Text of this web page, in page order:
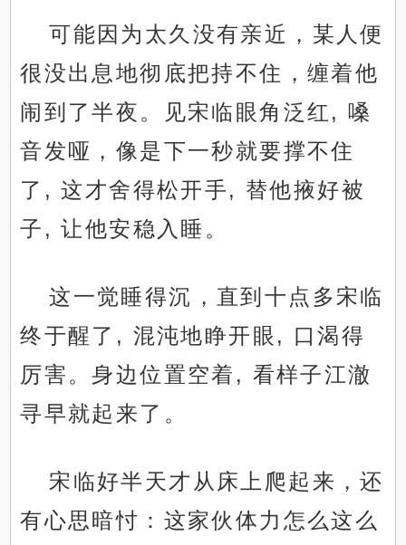
可能因为太久没有亲近，某人便
很没出息地彻底把持不住，缠着他
闹到了半夜。见宋临眼角泛红, 嗓
音发哑，像是下一秒就要撑不住
了, 这才舍得松开手, 替他掖好被
子, 让他安稳入睡。
这一觉睡得沉，直到十点多宋临
终于醒了, 混沌地睁开眼, 口渴得
厉害。身边位置空着, 看样子江澈
寻早就起来了。
宋临好半天才从床上爬起来，还
有心思暗忖：这家伙体力怎么这么